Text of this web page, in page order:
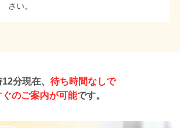
さい。
分現在、 待ち時間なしで
ぐのご案内が可能です。